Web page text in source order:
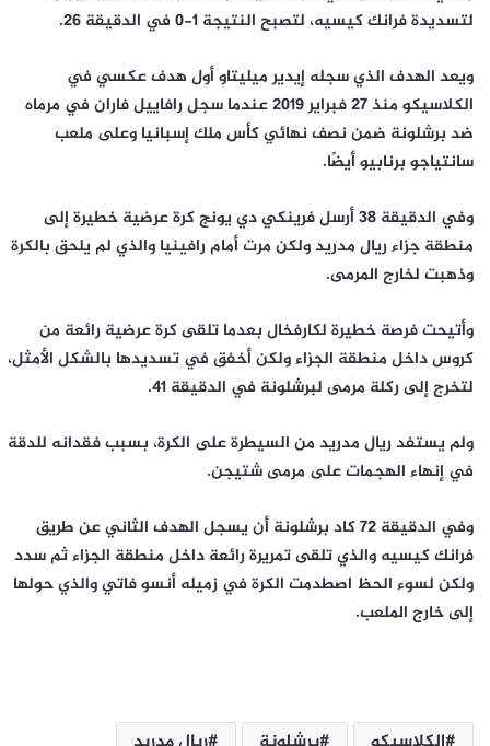
لتسديدة فرانك كيسيه، لتصبح النتيجة 1-0 في الدقيقة 26.
ويعد الهدف الذي سجله إيدير ميليتاو أول هدف عكسي في
الكلاسيكو منذ 27 فبراير 2019 عندما سجل رافاييل فاران في مرماه
ضد برشلونة ضمن نصف نهائي كأس ملك إسبانيا وعلى ملعب
سانتياجو برنابيو أيضًا.
وفي الدقيقة 38 أرسل فرينكي دي يونج كرة عرضية خطيرة إلى
منطقة جزاء ريال مدريد ولكن مرت أمام رافينيا والذي لم يلحق بالكرة
وذهبت لخارج المرمى.
وأتيحت فرصة خطيرة لكارفخال بعدما تلقى كرة عرضية رائعة من
كروس داخل منطقة الجزاء ولكن أخفق في تسديدها بالشكل الأمثل،
لتخرج إلى ركلة مرمى لبرشلونة في الدقيقة 41.
ولم يستفد ريال مدريد من السيطرة على الكرة، بسبب فقدانه للدقة
في إنهاء الهجمات على مرمى شتيجن.
وفي الدقيقة 72 كاد برشلونة أن يسجل الهدف الثاني عن طريق
فرانك كيسيه والذي تلقى تمريرة رائعة داخل منطقة الجزاء ثم سدد
ولكن لسوء الحظ اصطدمت الكرة في زميله أنسو فاتي والذي حولها
إلى خارج الملعب.